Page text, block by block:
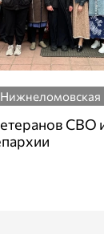
Нижнеломовская
СВО